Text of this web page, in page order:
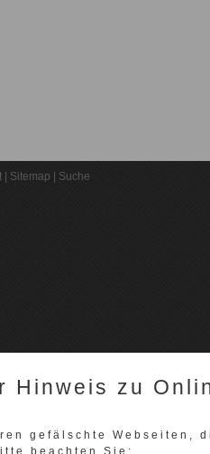
Sitemap Suche
Hinweis zu
gefälschte Webseiten,
beachten Sie: